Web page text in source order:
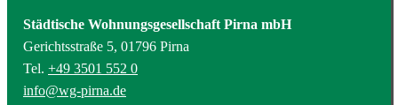
Städtische Wohnungsgesellschaft Pirna mbH
Gerichtsstraße 5, 01796 Pirna
Tel. +49 3501 552 0
info@wg-pirna.de